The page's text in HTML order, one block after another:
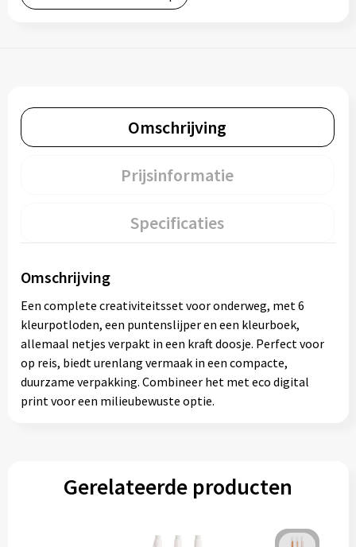
Omschrijving
Prijsinformatie
Specificaties
Omschrijving
Een complete creativiteitsset voor onderweg, met 6
kleurpotloden, een puntenslijper en een kleurboek,
allemaal netjes verpakt in een kraft doosje. Perfect voor
op reis, biedt urenlang vermaak in een compacte,
duurzame verpakking. Combineer het met eco digital
print voor een milieubewuste optie.
Gerelateerde producten